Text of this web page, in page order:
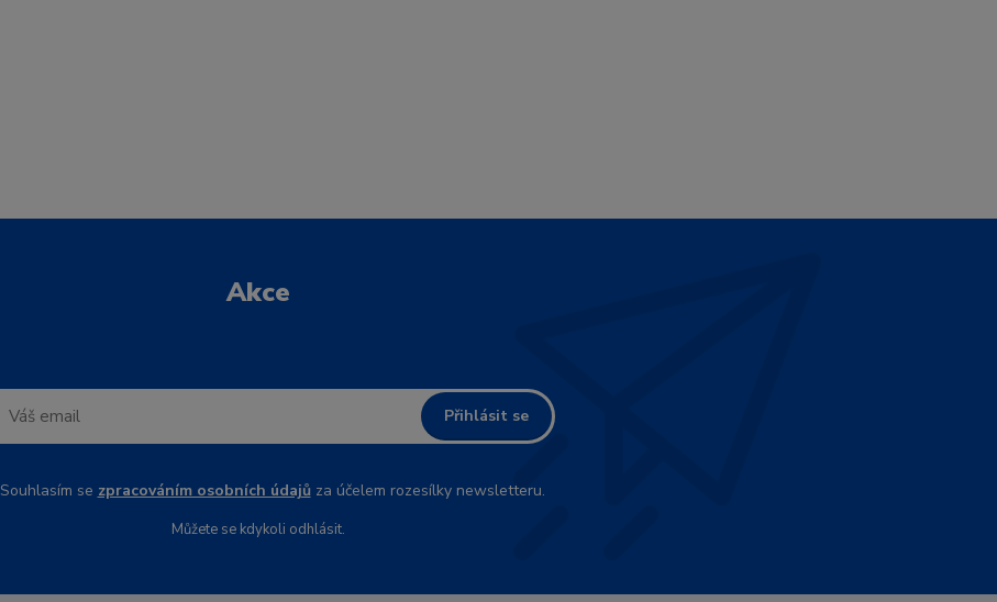
Akce
Přihlásit se
Souhlasím se zpracováním osobních údajůza účelem rozesílky newsletteru.
Můžete se kdykoli odhlásit.